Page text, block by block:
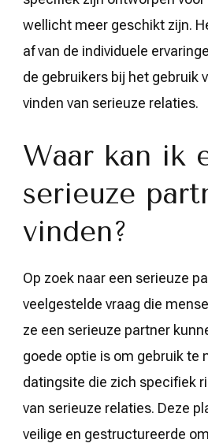
wellicht meer geschikt zijn.
af van de individuele
de gebruikers bij het gebruik
vinden van serieuze relaties.
Waar kan ik
serieuze
vinden?
Op zoek naar een serieuze
veelgestelde vraag die
ze een serieuze partner
goede optie is om gebruik te
datingsite die zich specifiek
van serieuze relaties. Deze
veilige en gestructureerde